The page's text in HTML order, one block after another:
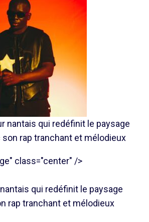
nantais qui redéfinit le paysage
rap tranchant et mélodieux
class="center" />
qui redéfinit le paysage
rap tranchant et mélodieux